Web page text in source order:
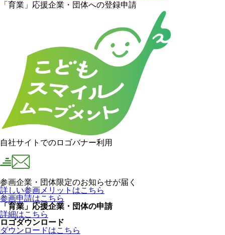
「育業」応援企業・団体への登録申請
自社サイトでのロゴバナー利用
参画企業・団体限定のお知らせが届く
詳しい参画メリットはこちら
参画申請はこちら
「育業」応援企業・団体の申請
詳細はこちら
ロゴダウンロード
ダウンロードはこちら